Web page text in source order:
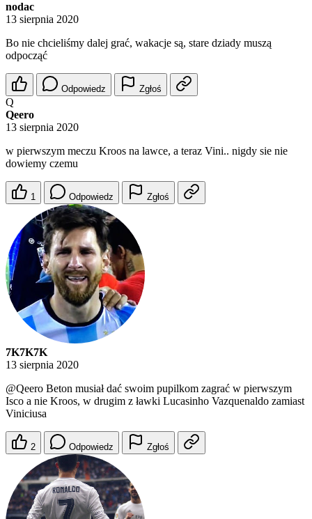
nodac
13 sierpnia 2020
Bo nie chcieliśmy dalej grać, wakacje są, stare dziady muszą
odpocząć
Odpowiedz Zgłoś
Q
Qeero
13 sierpnia 2020
w pierwszym meczu Kroos na lawce, a teraz Vini.. nigdy sie nie
dowiemy czemu
1 Odpowiedz Zgłoś
7K7K7K
13 sierpnia 2020
@Qeero Beton musiał dać swoim pupilkom zagrać w pierwszym
Isco a nie Kroos, w drugim z ławki Lucasinho Vazquenaldo zamiast
Viniciusa
2 Odpowiedz Zgłoś